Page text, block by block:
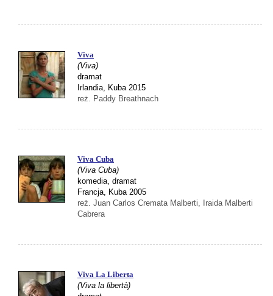
Viva
(Viva)
dramat
Irlandia, Kuba 2015
reż. Paddy Breathnach
Viva Cuba
(Viva Cuba)
komedia, dramat
Francja, Kuba 2005
reż. Juan Carlos Cremata Malberti, Iraida Malberti
Cabrera
Viva La Liberta
(Viva la libertà)